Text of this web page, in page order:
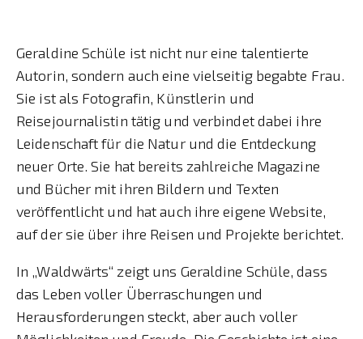
Geraldine Schüle ist nicht nur eine talentierte
Autorin, sondern auch eine vielseitig begabte Frau.
Sie ist als Fotografin, Künstlerin und
Reisejournalistin tätig und verbindet dabei ihre
Leidenschaft für die Natur und die Entdeckung
neuer Orte. Sie hat bereits zahlreiche Magazine
und Bücher mit ihren Bildern und Texten
veröffentlicht und hat auch ihre eigene Website,
auf der sie über ihre Reisen und Projekte berichtet.
In „Waldwärts“ zeigt uns Geraldine Schüle, dass
das Leben voller Überraschungen und
Herausforderungen steckt, aber auch voller